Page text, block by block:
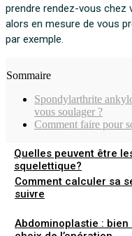
prendre rendez-vous chez
alors en mesure de vous
par exemple.
Sommaire
Spondylarthrite
vous soulager ?
Comment faire pour
Quelles peuvent être
squelettique?
Comment calculer sa
suivre
Abdominoplastie :